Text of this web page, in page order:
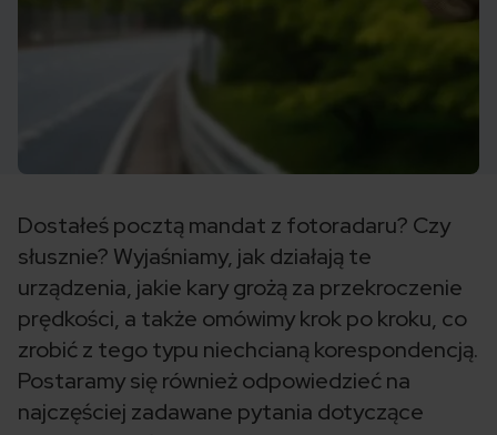
Dostałeś pocztą mandat z fotoradaru? Czy
słusznie? Wyjaśniamy, jak działają te
urządzenia, jakie kary grożą za przekroczenie
prędkości, a także omówimy krok po kroku, co
zrobić z tego typu niechcianą korespondencją.
Postaramy się również odpowiedzieć na
najczęściej zadawane pytania dotyczące